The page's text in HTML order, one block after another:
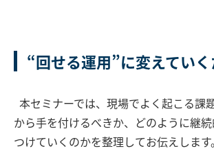
“回せる運用”に変えてい
本セミナーでは、現場でよく起こる課
から手を付けるべきか、どのように継
つけていくのかを整理してお伝えします。